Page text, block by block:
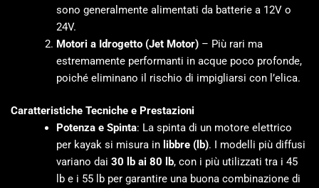
sono generalmente alimentati da batterie a 12V o
24V.
Motori a Idrogetto (Jet Motor)– Più rari ma
estremamente performanti in acque poco profonde,
poiché eliminano il rischio di impigliarsi con l’elica.
Caratteristiche Tecniche e Prestazioni
Potenza e Spinta: La spinta di un motore elettrico
per kayak si misura in libbre (lb). I modelli più diffusi
variano dai 30 lb ai 80 lb, con i più utilizzati tra i 45
lb e i 55 lb per garantire una buona combinazione di